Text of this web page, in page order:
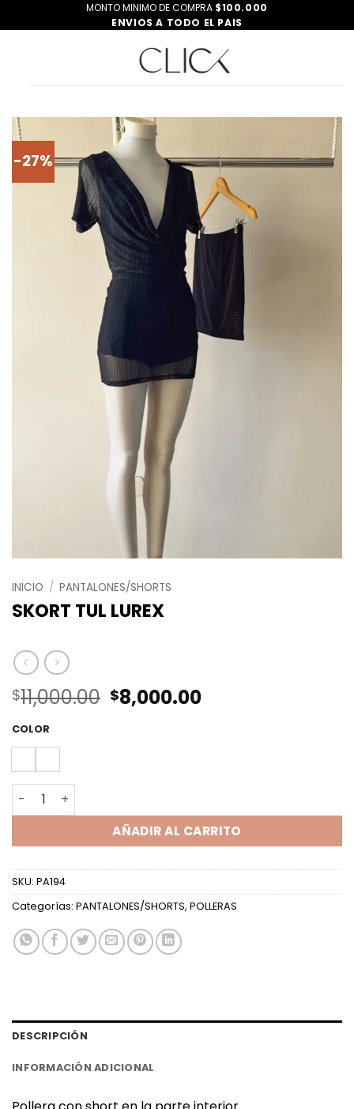
al
MONTO MINIMO DE COMPRA $100.000
ENVIOS A TODO EL PAIS
-27%
INICIO / PANTALONES/SHORTS
SKORT TUL LUREX
$11,000.00 El
precio
$8,000.00El
COLOR
SKORT TUL LUREX cantidad
AÑADIR AL CARRITO
SKU: PA194
Categorías: PANTALONES/SHORTS, POLLERAS
DESCRIPCIÓN
INFORMACIÓN ADICIONAL